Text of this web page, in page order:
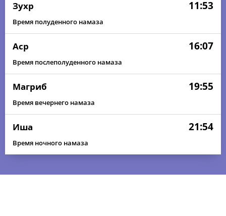
Зухр 11:53
Время полуденного намаза
Аср 16:07
Время послеполуденного намаза
Магриб 19:55
Время вечернего намаза
Иша 21:54
Время ночного намаза